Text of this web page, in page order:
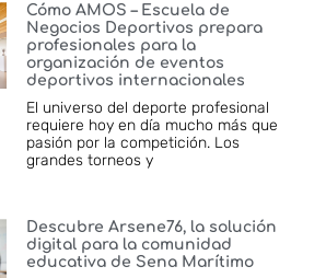
Cómo AMOS – Escuela de
Negocios Deportivos prepara
profesionales para la
organización de eventos
deportivos internacionales
El universo del deporte profesional
requiere hoy en día mucho más que
pasión por la competición. Los
grandes torneos y
Descubre Arsene76, la solución
digital para la comunidad
educativa de Sena Marítimo